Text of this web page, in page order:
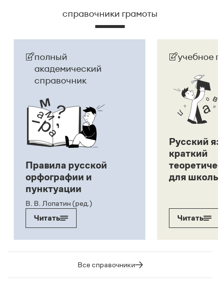
справочники грамоты
полный
академический
справочник
Правила русской
орфографии и
пунктуации
В. В. Лопатин (ред.)
Читать
учебное
Русский
краткий
для
Читать
Все справочники